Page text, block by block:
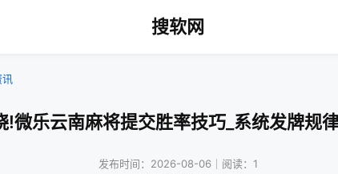
搜软网
!微乐云南麻将提交胜率技巧_系统发牌规
发布时间：2026-08-06｜阅读：1